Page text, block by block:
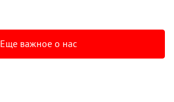
Еще важное о нас